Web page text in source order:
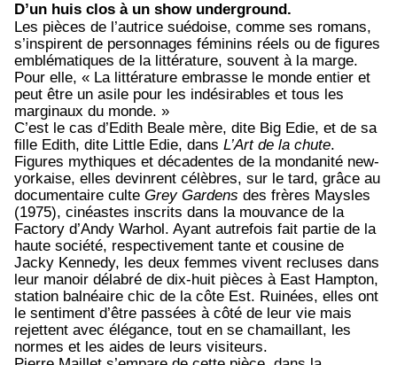
D’un huis clos à un show underground.
Les pièces de l’autrice suédoise, comme ses romans,
s’inspirent de personnages féminins réels ou de figures
emblématiques de la littérature, souvent à la marge.
Pour elle, « La littérature embrasse le monde entier et
peut être un asile pour les indésirables et tous les
marginaux du monde. »
C’est le cas d’Edith Beale mère, dite Big Edie, et de sa
fille Edith, dite Little Edie, dans L’Art de la chute.
Figures mythiques et décadentes de la mondanité new-
yorkaise, elles devinrent célèbres, sur le tard, grâce au
documentaire culte Grey Gardens des frères Maysles
(1975), cinéastes inscrits dans la mouvance de la
Factory d’Andy Warhol. Ayant autrefois fait partie de la
haute société, respectivement tante et cousine de
Jacky Kennedy, les deux femmes vivent recluses dans
leur manoir délabré de dix-huit pièces à East Hampton,
station balnéaire chic de la côte Est. Ruinées, elles ont
le sentiment d’être passées à côté de leur vie mais
rejettent avec élégance, tout en se chamaillant, les
normes et les aides de leurs visiteurs.